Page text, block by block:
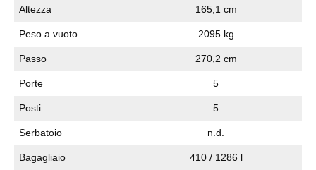
Altezza 165,1 cm
Peso a vuoto 2095 kg
Passo 270,2 cm
Porte 5
Posti 5
Serbatoio n.d.
Bagagliaio 410 / 1286 l